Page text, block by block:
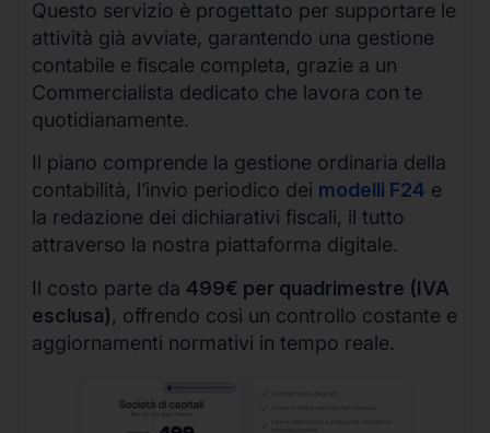
Questo servizio è progettato per supportare le
attività già avviate, garantendo una gestione
contabile e fiscale completa, grazie a un
Commercialista dedicato che lavora con te
quotidianamente.
Il piano comprende la gestione ordinaria della
contabilità, l’invio periodico dei modelli F24 e
la redazione dei dichiarativi fiscali, il tutto
attraverso la nostra piattaforma digitale.
Il costo parte da 499€ per quadrimestre (IVA
esclusa), offrendo così un controllo costante e
aggiornamenti normativi in tempo reale.